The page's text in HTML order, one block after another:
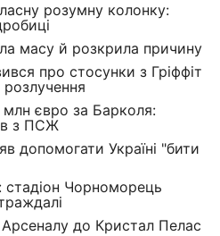
розумну колонку:
масу й розкрила причину
про стосунки з Гріффіт
розлучення
млн євро за Барколя:
з ПСЖ
допомогати Україні "бити
стадіон Чорноморець
Арсеналу до Кристал Пелас